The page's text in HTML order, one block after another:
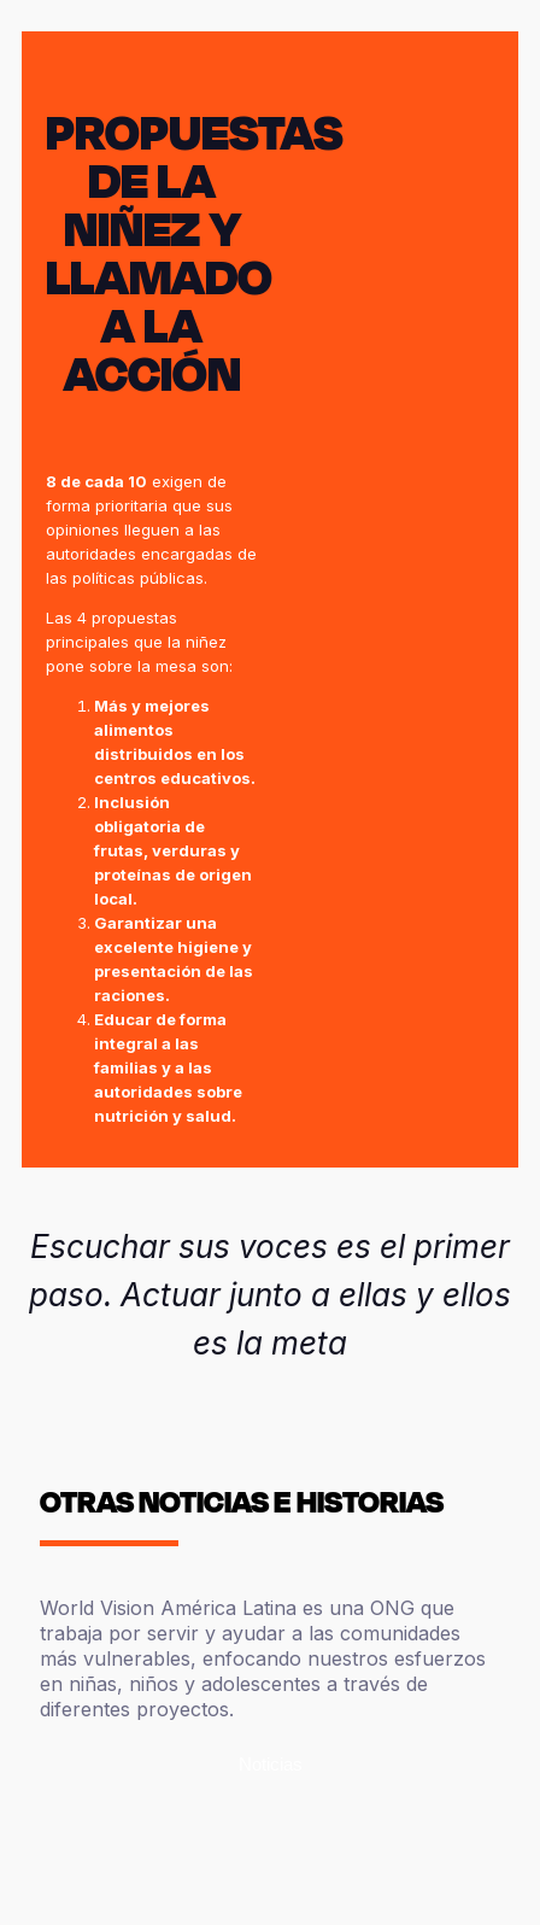
PROPUESTAS
DE LA
NIÑEZ Y
LLAMADO
A LA
ACCIÓN
8 de cada 10 exigen de
forma prioritaria que sus
opiniones lleguen a las
autoridades encargadas de
las políticas públicas.
Las 4 propuestas
principales que la niñez
pone sobre la mesa son:
Más y mejores
alimentos
distribuidos en los
centros educativos.
Inclusión
obligatoria de
frutas, verduras y
proteínas de origen
local.
Garantizar una
excelente higiene y
presentación de las
raciones.
Educar de forma
integral a las
familias y a las
autoridades sobre
nutrición y salud.
Escuchar sus voces es el primer
paso. Actuar junto a ellas y ellos
es la meta
OTRAS NOTICIAS E HISTORIAS
World Vision América Latina es una ONG que
trabaja por servir y ayudar a las comunidades
más vulnerables, enfocando nuestros esfuerzos
en niñas, niños y adolescentes a través de
diferentes proyectos.